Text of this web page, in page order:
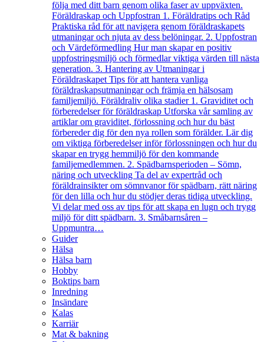
följa med ditt barn genom olika faser av uppväxten.
Föräldraskap och Uppfostran 1. Föräldratips och Råd
Praktiska råd för att navigera genom föräldraskapets
utmaningar och njuta av dess belöningar. 2. Uppfostran
och Värdeförmedling Hur man skapar en positiv
uppfostringsmiljö och förmedlar viktiga värden till nästa
generation. 3. Hantering av Utmaningar i
Föräldraskapet Tips för att hantera vanliga
föräldraskapsutmaningar och främja en hälsosam
familjemiljö. Föräldraliv olika stadier 1. Graviditet och
förberedelser för föräldraskap Utforska vår samling av
artiklar om graviditet, förlossning och hur du bäst
förbereder dig för den nya rollen som förälder. Lär dig
om viktiga förberedelser inför förlossningen och hur du
skapar en trygg hemmiljö för den kommande
familjemedlemmen. 2. Spädbarnsperioden – Sömn,
näring och utveckling Ta del av expertråd och
föräldrainsikter om sömnvanor för spädbarn, rätt näring
för den lilla och hur du stödjer deras tidiga utveckling.
Vi delar med oss av tips för att skapa en lugn och trygg
miljö för ditt spädbarn. 3. Småbarnsåren –
Uppmuntra…
Guider
Hälsa
Hälsa barn
Hobby
Boktips barn
Inredning
Insändare
Kalas
Karriär
Mat & bakning